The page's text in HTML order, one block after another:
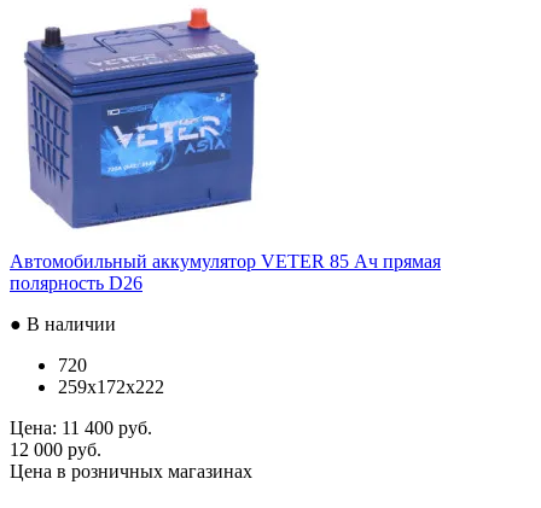
Автомобильный аккумулятор VETER 85 Ач прямая
полярность D26
● В наличии
720
259x172x222
Цена: 11 400 руб.
12 000 руб.
Цена в розничных магазинах